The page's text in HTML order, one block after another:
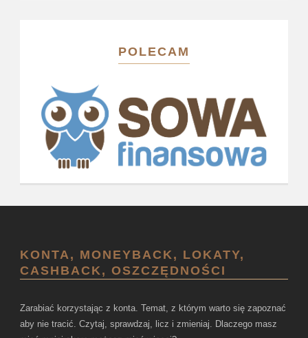
POLECAM
KONTA, MONEYBACK, LOKATY,
CASHBACK, OSZCZĘDNOŚCI
Zarabiać korzystając z konta. Temat, z którym warto się zapoznać
aby nie tracić. Czytaj, sprawdzaj, licz i zmieniaj. Dlaczego masz